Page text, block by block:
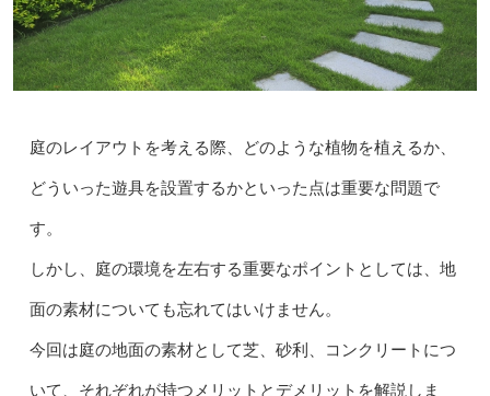
庭のレイアウトを考える際、どのような植物を植えるか、
どういった遊具を設置するかといった点は重要な問題で
す。
しかし、庭の環境を左右する重要なポイントとしては、地
面の素材についても忘れてはいけません。
今回は庭の地面の素材として芝、砂利、コンクリートにつ
いて、それぞれが持つメリットとデメリットを解説しま